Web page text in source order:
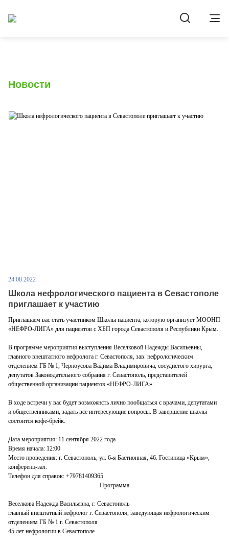
Новости
24.08.2022
Школа нефрологического пациента в Севастополе
приглашает к участию
Приглашаем вас стать участником Школы пациента, которую организует МООНП
«НЕФРО-ЛИГА» для пациентов с ХБП города Севастополя и Республики Крым.
В программе мероприятия выступления Веселковой Надежды Васильевны,
главного внештатного нефролога г. Севастополя, зав. нефрологическим
отделением ГБ № 1, Черноусова Вадима Владимировича, сосудистого хирурга,
депутатов Законодательного собрания г. Севастополь, представителей
общественной организации пациентов «НЕФРО-ЛИГА».
В ходе встречи у вас будет возможнсть лично пообщаться с врачами, депутатами
и общественниками, задать все интересующие вопросы. В завершение школы
состоится кофе-брейк.
Дата мероприятия: 11 сентября 2022 года
Время начала: 12:00
Место проведения: г. Севастополь, ул. 6-я Бастионная, 46. Гостиница «Крым»,
конференц-зал.
Телефон для справок: +79781409365
Программа
Веселкова Надежда Васильевна, г. Севастополь
главный внештатный нефролог г. Севастополя, заведующая нефрологическим
отделением ГБ № 1 г. Севастополя
45 лет нефрологии в Севастополе